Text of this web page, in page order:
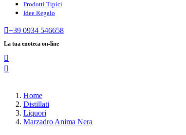
Prodotti Tipici
Idee Regalo
+39 0934 546658
La tua enoteca on-line


Home
Distillati
Liquori
Marzadro Anima Nera